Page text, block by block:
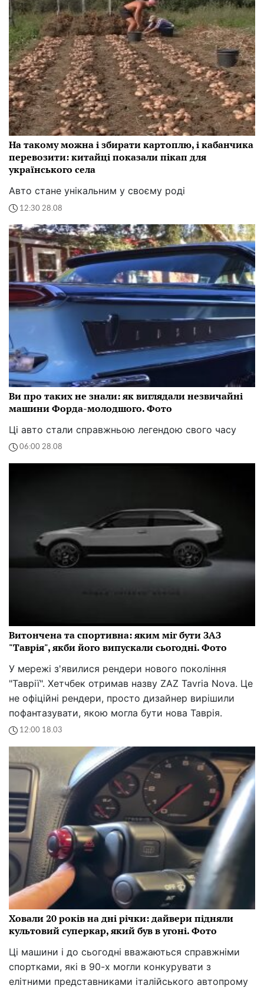
На такому можна і збирати картоплю, і кабанчика
перевозити: китайці показали пікап для
українського села
Авто стане унікальним у своєму роді
12:30 28.08
Ви про таких не знали: як виглядали незвичайні
машини Форда-молодшого. Фото
Ці авто стали справжньою легендою свого часу
06:00 28.08
Витончена та спортивна: яким міг бути ЗАЗ
"Таврія", якби його випускали сьогодні. Фото
У мережі з'явилися рендери нового покоління
"Таврії". Хетчбек отримав назву ZAZ Tavria Nova. Це
не офіційні рендери, просто дизайнер вирішили
пофантазувати, якою могла бути нова Таврія.
12:00 18.03
Ховали 20 років на дні річки: дайвери підняли
культовий суперкар, який був в угоні. Фото
Ці машини і до сьогодні вважаються справжніми
спортками, які в 90-х могли конкурувати з
елітними представниками італійського автопрому